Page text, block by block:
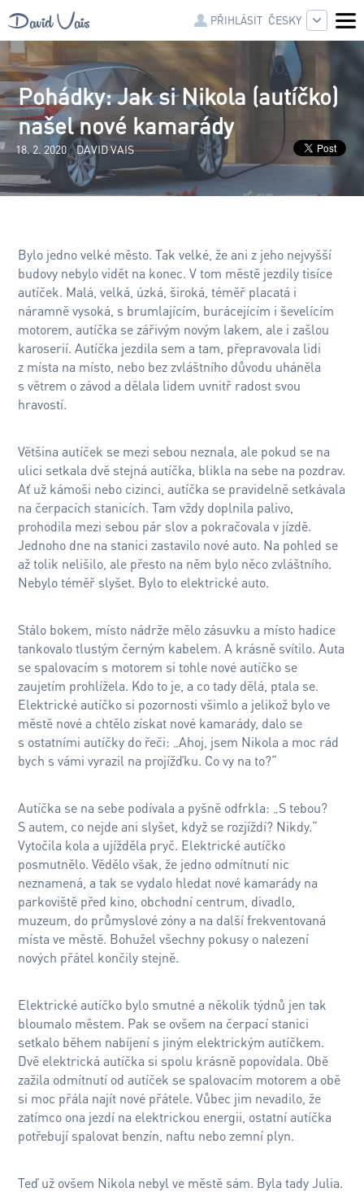
David Vais PŘIHLÁSIT ČESKY
Pohádky: Jak si Nikola (autíčko)
našel nové kamarády
18. 2. 2020 DAVID VAIS
Bylo jedno velké město. Tak velké, že ani z jeho nejvyšší
budovy nebylo vidět na konec. V tom městě jezdily tisíce
autíček. Malá, velká, úzká, široká, téměř placatá i
náramně vysoká, s brumlajícím, burácejícím i ševelícím
motorem, autíčka se zářivým novým lakem, ale i zašlou
karoserií. Autíčka jezdila sem a tam, přepravovala lidi
z místa na místo, nebo bez zvláštního důvodu uháněla
s větrem o závod a dělala lidem uvnitř radost svou
hravostí.
Většina autíček se mezi sebou neznala, ale pokud se na
ulici setkala dvě stejná autíčka, blikla na sebe na pozdrav.
Ať už kámoši nebo cizinci, autíčka se pravidelně setkávala
na čerpacích stanicích. Tam vždy doplnila palivo,
prohodila mezi sebou pár slov a pokračovala v jízdě.
Jednoho dne na stanici zastavilo nové auto. Na pohled se
až tolik nelišilo, ale přesto na něm bylo něco zvláštního.
Nebylo téměř slyšet. Bylo to elektrické auto.
Stálo bokem, místo nádrže mělo zásuvku a místo hadice
tankovalo tlustým černým kabelem. A krásně svítilo. Auta
se spalovacím s motorem si tohle nové autíčko se
zaujetím prohlížela. Kdo to je, a co tady dělá, ptala se.
Elektrické autíčko si pozornosti všimlo a jelikož bylo ve
městě nové a chtělo získat nové kamarády, dalo se
s ostatními autíčky do řeči: „Ahoj, jsem Nikola a moc rád
bych s vámi vyrazil na projížďku. Co vy na to?“
Autíčka se na sebe podívala a pyšně odfrkla: „S tebou?
S autem, co nejde ani slyšet, když se rozjíždí? Nikdy.“
Vytočila kola a ujížděla pryč. Elektrické autíčko
posmutnělo. Vědělo však, že jedno odmítnutí nic
neznamená, a tak se vydalo hledat nové kamarády na
parkoviště před kino, obchodní centrum, divadlo,
muzeum, do průmyslové zóny a na další frekventovaná
místa ve městě. Bohužel všechny pokusy o nalezení
nových přátel končily stejně.
Elektrické autíčko bylo smutné a několik týdnů jen tak
bloumalo městem. Pak se ovšem na čerpací stanici
setkalo během nabíjení s jiným elektrickým autíčkem.
Dvě elektrická autíčka si spolu krásně popovídala. Obě
zažila odmítnutí od autíček se spalovacím motorem a obě
si moc přála najít nové přátele. Vůbec jim nevadilo, že
zatímco ona jezdí na elektrickou energii, ostatní autíčka
potřebují spalovat benzín, naftu nebo zemní plyn.
Teď už ovšem Nikola nebyl ve městě sám. Byla tady Julia.